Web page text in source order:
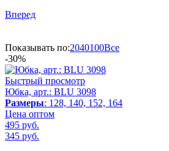
Вперед
Показывать по:2040100Все
-30%
Быстрый просмотр
Юбка, арт.: BLU 3098
Размеры: 128, 140, 152, 164
Цена оптом
495 руб.
345 руб.